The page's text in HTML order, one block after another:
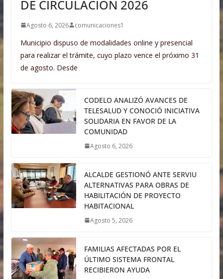
DE CIRCULACIÓN 2026
Agosto 6, 2026 comunicaciones1
Municipio dispuso de modalidades online y presencial
para realizar el trámite, cuyo plazo vence el próximo 31
de agosto. Desde
CODELO ANALIZÓ AVANCES DE
TELESALUD Y CONOCIÓ INICIATIVA
SOLIDARIA EN FAVOR DE LA
COMUNIDAD
Agosto 6, 2026
ALCALDE GESTIONÓ ANTE SERVIU
ALTERNATIVAS PARA OBRAS DE
HABILITACIÓN DE PROYECTO
HABITACIONAL
Agosto 5, 2026
FAMILIAS AFECTADAS POR EL
ÚLTIMO SISTEMA FRONTAL
RECIBIERON AYUDA